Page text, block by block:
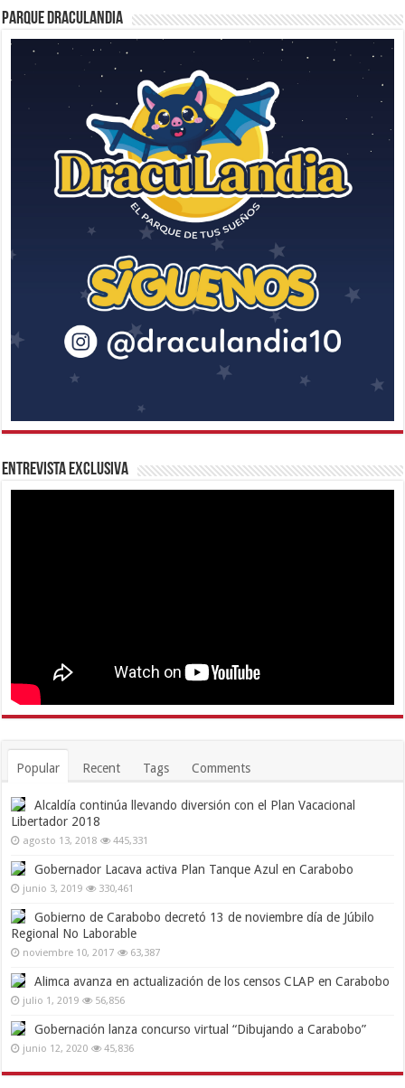
Parque Draculandia
Entrevista Exclusiva
Popular Recent Tags Comments
Alcaldía continúa llevando diversión con el Plan Vacacional
Libertador 2018
agosto 13, 2018 445,331
Gobernador Lacava activa Plan Tanque Azul en Carabobo
junio 3, 2019 330,461
Gobierno de Carabobo decretó 13 de noviembre día de Júbilo
Regional No Laborable
noviembre 10, 2017 63,387
Alimca avanza en actualización de los censos CLAP en Carabobo
julio 1, 2019 56,856
Gobernación lanza concurso virtual “Dibujando a Carabobo”
junio 12, 2020 45,836